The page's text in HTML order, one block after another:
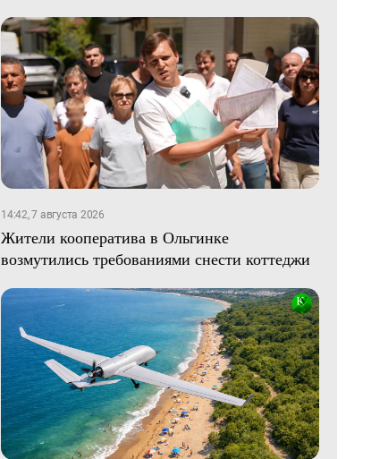
14:42, 7 августа 2026
Жители кооператива в Ольгинке
возмутились требованиями снести коттеджи